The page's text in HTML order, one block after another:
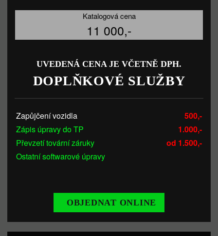
Katalogová cena
11 000,-
UVEDENÁ CENA JE VČETNĚ DPH.
DOPLŇKOVÉ SLUŽBY
Zapůjčení vozidla
500,-
Zápis úpravy do TP
1.000,-
Převzetí tovární záruky
od 1.500,-
Ostatní softwarové úpravy
OBJEDNAT ONLINE